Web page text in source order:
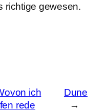
richtige gewesen.
ich
rede
Dune
→